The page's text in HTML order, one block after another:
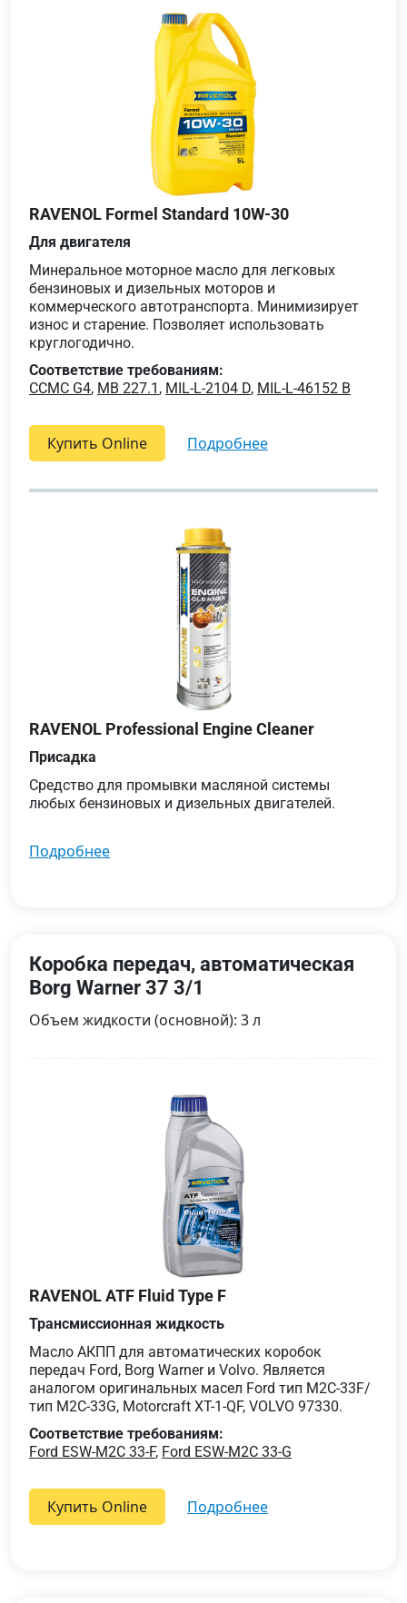
RAVENOL Formel Standard 10W-30
Для двигателя
Минеральное моторное масло для легковых
бензиновых и дизельных моторов и
коммерческого автотранспорта. Минимизирует
износ и старение. Позволяет использовать
круглогодично.
Соответствие требованиям:
CCMC G4, MB 227.1 , MIL-L-2104 D, MIL-L-46152 B
Купить Online подробнее
RAVENOL Professional Engine Cleaner
Присадка
Средство для промывки масляной системы
любых бензиновых и дизельных двигателей.
подробнее
Коробка передач, автоматическая
Borg Warner 37 3/1
Объем жидкости (основной): 3 л
RAVENOL ATF Fluid Type F
Трансмиссионная жидкость
Масло АКПП для автоматических коробок
передач Ford, Borg Warner и Volvo. Является
аналогом оригинальных масел Ford тип M2C-33F/
тип M2C-33G, Motorcraft XT-1-QF, VOLVO 97330.
Соответствие требованиям:
Ford ESW-M2C 33-F, Ford ESW-M2C 33-G
Купить Online подробнее